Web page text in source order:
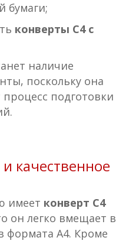
бумаги;
конверты С4 с
наличие
поскольку она
подготовки
качественное
имеет конверт C4
он легко вмещает в
формата А4. Кроме